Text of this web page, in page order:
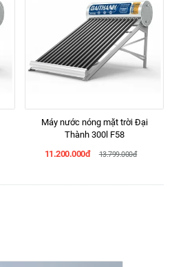
Máy nước nóng mặt trời Đại
Thành 300l F58
11.200.000đ
13.799.000đ